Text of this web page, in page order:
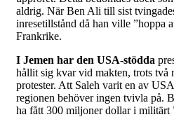
aldrig. När Ben Ali till sist
inresetillstånd då han ville ”hoppa
Frankrike.
I Jemen har den USA-stödda
hållit sig kvar vid makten, trots två
protester. Att Saleh varit en av
regionen behöver ingen tvivla på.
ha fått 300 miljoner dollar i militärt